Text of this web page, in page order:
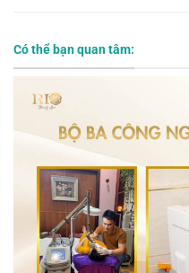
Có thể bạn quan tâm: